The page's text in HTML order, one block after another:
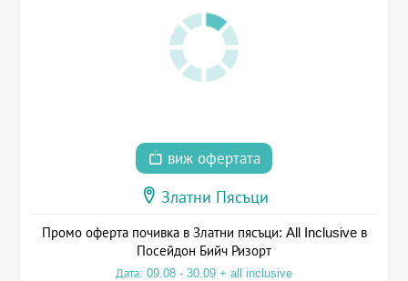
виж офертата
Златни Пясъци
Промо оферта почивка в Златни пясъци: All Inclusive в
Посейдон Бийч Ризорт
Дата: 09.08 - 30.09 + all inclusive